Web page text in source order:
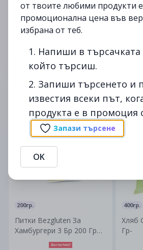
Хляб Добруджа Нарязан
830 Гр Симид -
2.19лв.
К-Т
6.39лв.
200гр.
Питки Bezgluten За
Хамбургери 3 Бр 200 Гр
Без Глутен-
12/06
изтекла
400гр.
Хляб
Гр-
до
изтекла
от твоите любими продукти
промоционална цена във
избрана от теб.
1. Напиши в търсачката
който търсиш.
2. Запиши търсенето и
известия всеки път,
продукта е в промоция
Запази търсене
OK